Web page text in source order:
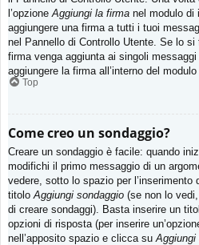
l’opzioneAggiungi la firma nel modulo di
aggiungere una firma a tutti i tuoi
nel Pannello di Controllo Utente. Se lo
firma venga aggiunta ai singoli
aggiungere la firma all’interno del
Top
Come creo un sondaggio?
Creare un sondaggio è facile: quando
modifichi il primo messaggio di un
vedere, sotto lo spazio per l’inserimento
titolo Aggiungi sondaggio (se non lo
di creare sondaggi). Basta inserire un
opzioni di risposta (per inserire
nell’apposito spazio e clicca su Aggiungi